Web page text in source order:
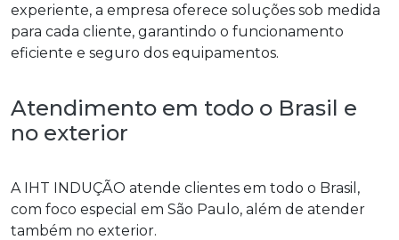
experiente, a empresa oferece soluções sob medida
para cada cliente, garantindo o funcionamento
eficiente e seguro dos equipamentos.
Atendimento em todo o Brasil e
no exterior
A IHT INDUÇÃO atende clientes em todo o Brasil,
com foco especial em São Paulo, além de atender
também no exterior.